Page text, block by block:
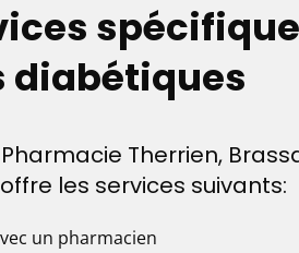
diabétiques
Pharmacie Therrien,
les services suivants:
un pharmacien